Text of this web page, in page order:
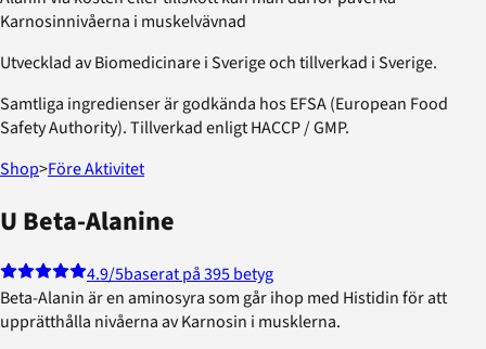
Karnosinnivåerna i muskelvävnad
Utvecklad av Biomedicinare i Sverige och tillverkad i Sverige.
Samtliga ingredienser är godkända hos EFSA (European Food
Safety Authority). Tillverkad enligt HACCP / GMP.
Shop>Före Aktivitet
U Beta-Alanine
4.9/5baserat på 395 betyg
Beta-Alanin är en aminosyra som går ihop med Histidin för att
upprätthålla nivåerna av Karnosin i musklerna.